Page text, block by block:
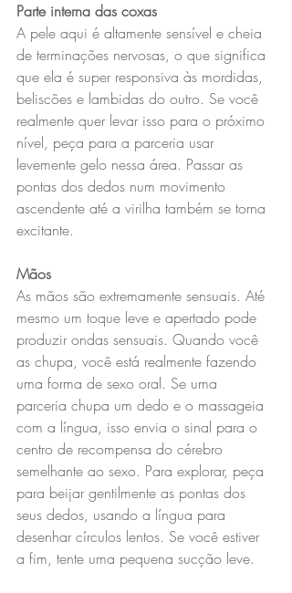
Parte interna das coxas
A pele aqui é altamente sensível e cheia
de terminações nervosas, o que significa
que ela é super responsiva às mordidas,
beliscões e lambidas do outro. Se você
realmente quer levar isso para o próximo
nível, peça para a parceria usar
levemente gelo nessa área. Passar as
pontas dos dedos num movimento
ascendente até a virilha também se torna
excitante.
Mãos
As mãos são extremamente sensuais. Até
mesmo um toque leve e apertado pode
produzir ondas sensuais. Quando você
as chupa, você está realmente fazendo
uma forma de sexo oral. Se uma
parceria chupa um dedo e o massageia
com a língua, isso envia o sinal para o
centro de recompensa do cérebro
semelhante ao sexo. Para explorar, peça
para beijar gentilmente as pontas dos
seus dedos, usando a língua para
desenhar círculos lentos. Se você estiver
a fim, tente uma pequena sucção leve.